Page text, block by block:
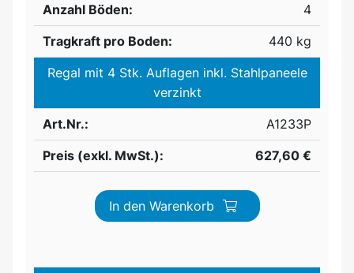
Anzahl Böden:
4
Tragkraft pro Boden:
440 kg
Regal mit 4 Stk. Auflagen inkl. Stahlpaneele
verzinkt
Art.Nr.:
A1233P
Preis (exkl. MwSt.):
627,60 €
In den Warenkorb